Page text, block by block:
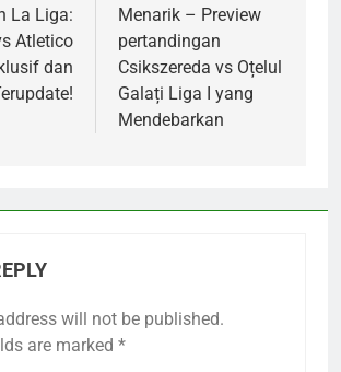
La Liga:
Atletico
dan
Menarik – Preview
pertandingan
Csikszereda vs Oțelul
Galați Liga I yang
Mendebarkan
will not be published.
are marked *